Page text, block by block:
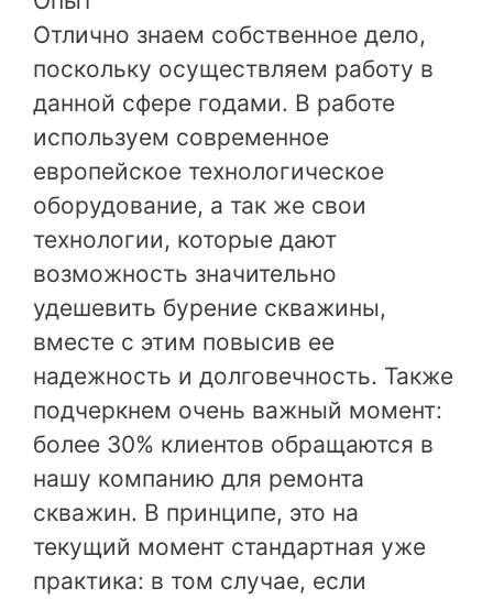
Отлично знаем собственное дело,
поскольку осуществляем работу в
данной сфере годами. В работе
используем современное
европейское технологическое
оборудование, а так же свои
технологии, которые дают
возможность значительно
удешевить бурение скважины,
вместе с этим повысив ее
надежность и долговечность. Также
подчеркнем очень важный момент:
более 30% клиентов обращаются в
нашу компанию для ремонта
скважин. В принципе, это на
текущий момент стандартная уже
практика: в том случае, если